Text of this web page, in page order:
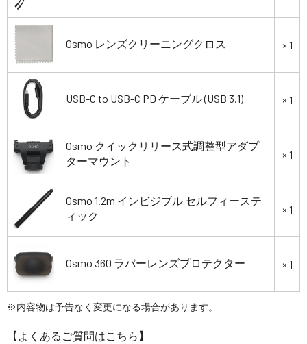
Osmo レンズクリーニングクロス × 1
USB-C to USB-C PD ケーブル (USB 3.1) × 1
Osmo クイックリリース式調整型アダプ
ターマウント
× 1
Osmo 1.2m インビジブル セルフィーステ
ィック
× 1
Osmo 360 ラバーレンズプロテクター × 1
※内容物は予告なく変更になる場合があります。
【よくあるご質問はこちら】